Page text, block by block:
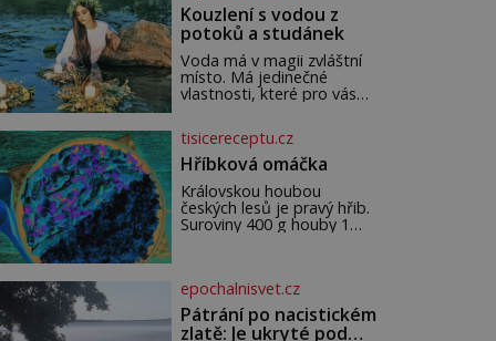
Kouzlení s vodou z
potoků a studánek
Voda má v magii zvláštní
místo. Má jedinečné
vlastnosti, které pro vás
a léčení. Voda z potoků a
studánek má moc přinést
do vašeho života pozitivní
změny a obnovit vaši
energii. Využitím těchto
přírodních zdrojů v magii
Je důležité
tisicereceptu.cz
Hříbková omáčka
Královskou houbou
českých lesů je pravý hřib.
Suroviny 400 g houby 1
bobkový list 5 kuliček
nového koření petrželka ne
epochalnisvet.cz
Pátrání po nacistickém
zlatě: Je ukryté pod